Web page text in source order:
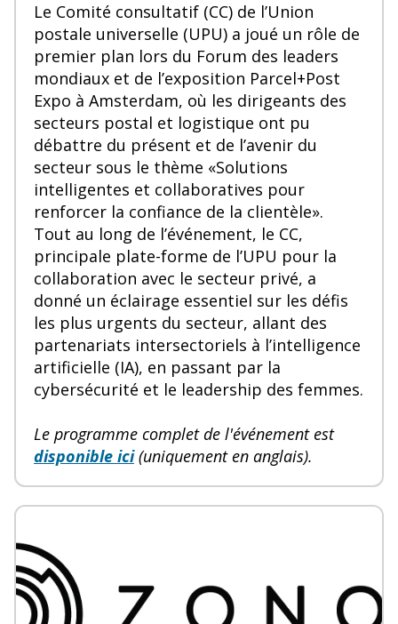
Le Comité consultatif (CC) de l’Union
postale universelle (UPU) a joué un rôle de
premier plan lors du Forum des leaders
mondiaux et de l’exposition Parcel+Post
Expo à Amsterdam, où les dirigeants des
secteurs postal et logistique ont pu
débattre du présent et de l’avenir du
secteur sous le thème «Solutions
intelligentes et collaboratives pour
renforcer la confiance de la clientèle».
Tout au long de l’événement, le CC,
principale plate-forme de l’UPU pour la
collaboration avec le secteur privé, a
donné un éclairage essentiel sur les défis
les plus urgents du secteur, allant des
partenariats intersectoriels à l’intelligence
artificielle (IA), en passant par la
cybersécurité et le leadership des femmes.
Le programme complet de l'événement est
disponible ici(uniquement en anglais).